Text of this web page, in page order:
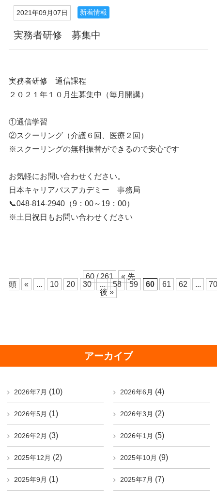
2021年09月07日 新着情報
実務者研修 募集中
実務者研修 通信課程
２０２１年１０月生募集中（毎月開講）
①通信学習
②スクーリング（介護６回、医療２回）
※スクーリングの無料振替ができるので安心です
お気軽にお問い合わせください。
日本キャリアパスアカデミー 事務局
📞048-814-2940（9：00～19：00）
※土日祝日もお問い合わせください
60 / 261
« 先
頭
« ... 10 20 30 ... 58 59 60 61 62 ...
70
後 »
アーカイブ
2026年7月 (10) 2026年6月 (4)
2026年5月 (1) 2026年3月 (2)
2026年2月 (3) 2026年1月 (5)
2025年12月 (2) 2025年10月 (9)
2025年9月 (1) 2025年7月 (7)